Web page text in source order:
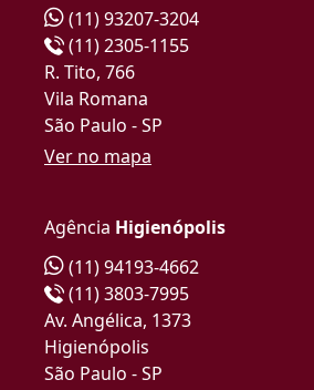
(11) 93207-3204
(11) 2305-1155
R. Tito, 766
Vila Romana
São Paulo - SP
Ver no mapa
Agência Higienópolis
(11) 94193-4662
(11) 3803-7995
Av. Angélica, 1373
Higienópolis
São Paulo - SP